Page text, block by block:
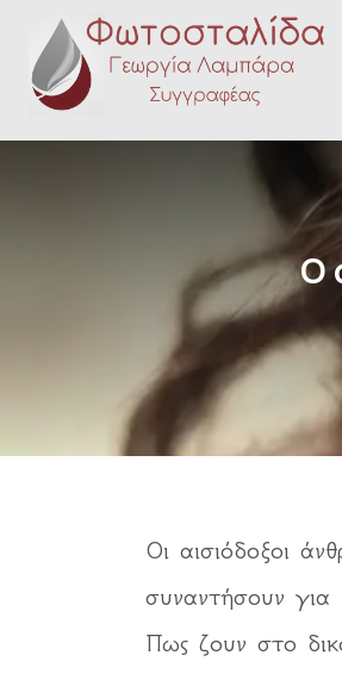
Ο
Οι αισιόδοξοι
συναντήσουν
Πως ζουν στο